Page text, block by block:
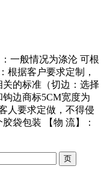
一般情况为涤沦 可根
根据客户要求定制，
的标准（切边：选择
边商标5CM宽度为
人要求定做，不得侵
袋包装 【物 流】：